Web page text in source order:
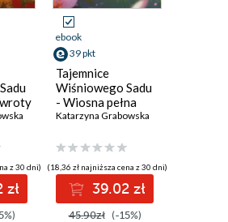
NIE JEST RÓŻOWY
PRAWDA
BARDZO DŁUGA NOC
W TWARZ
z 30 dni)
zł
ebook
39 pkt
Tajemnice
Wiśniowego Sadu
- Wiosna pełna
sekretów
Katarzyna Grabowska
(18,36 zł najniższa cena z 30 dni)
39.02 zł
45.90zł (-15%)